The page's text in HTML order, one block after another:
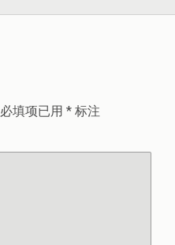
必填项已用 * 标注